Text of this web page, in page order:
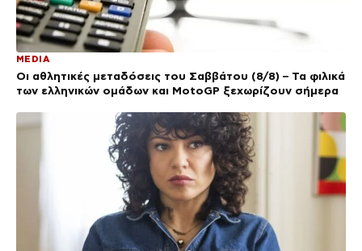
MEDIA
Οι αθλητικές μεταδόσεις του Σαββάτου (8/8) – Τα φιλικά
των ελληνικών ομάδων και MotoGP ξεχωρίζουν σήμερα